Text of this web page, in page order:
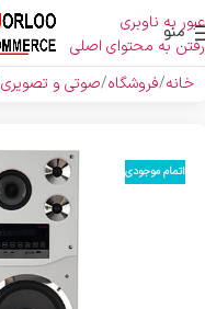
عبور به ناوبری
رفتن به محتوای اصلی
منو
خانه فروشگاه صوتی و تصویری
اتمام موجودی